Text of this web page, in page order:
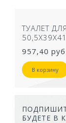
ТУАЛЕТ
957,40 руб
В корзину
БУДЕТЕ В